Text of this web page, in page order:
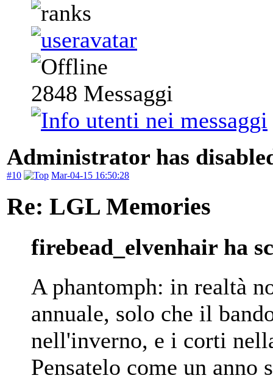
2848 Messaggi
Administrator has
#10 Mar-04-15 16:50:28
Re: LGL Memories
firebead_elvenhair ha
A phantomph: in realtà
annuale, solo che il
nell'inverno, e i corti
Pensatelo come un anno